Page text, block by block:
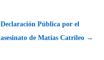
Declaración Pública por el
asesinato de Matías Catrileo →